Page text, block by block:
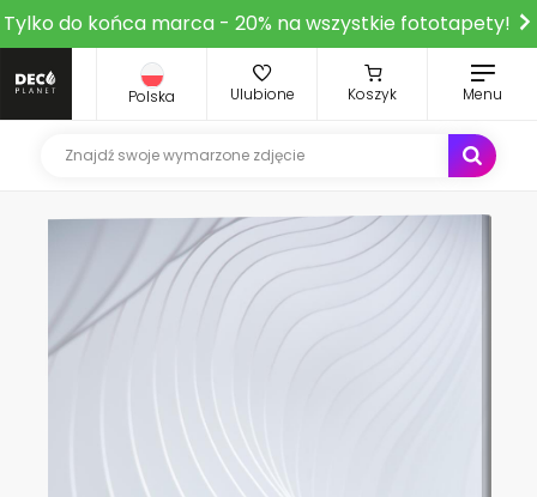
Tylko do końca marca - 20% na wszystkie fototapety!
Polska Ulubione Koszyk Menu